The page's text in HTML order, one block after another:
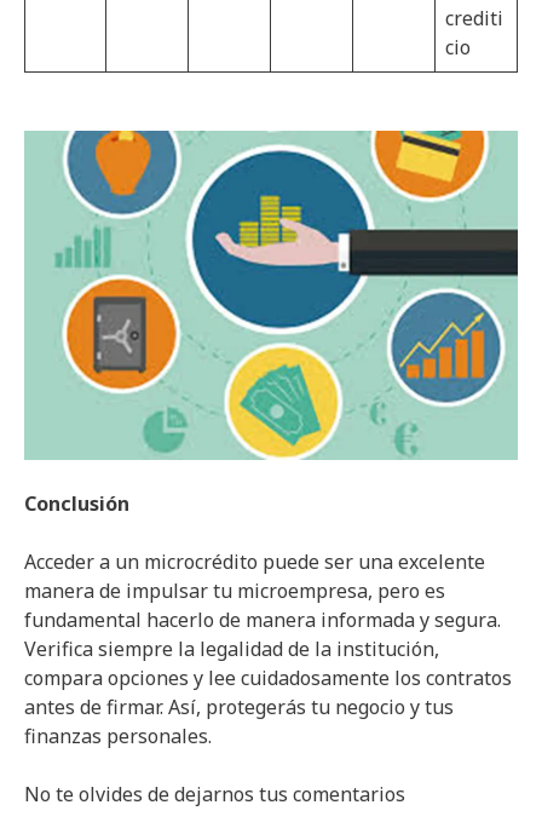
crediti
cio
Conclusión
Acceder a un microcrédito puede ser una excelente
manera de impulsar tu microempresa, pero es
fundamental hacerlo de manera informada y segura.
Verifica siempre la legalidad de la institución,
compara opciones y lee cuidadosamente los contratos
antes de firmar. Así, protegerás tu negocio y tus
finanzas personales.
No te olvides de dejarnos tus comentarios